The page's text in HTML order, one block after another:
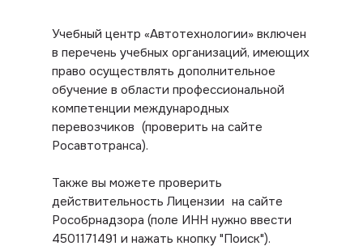
Учебный центр «Автотехнологии» включен
в перечень учебных организаций, имеющих
право осуществлять дополнительное
обучение в области профессиональной
компетенции международных
перевозчиков (проверить на сайте
Росавтотранса).
Также вы можете проверить
действительность Лицензии на сайте
Рособрнадзора (поле ИНН нужно ввести
4501171491 и нажать кнопку "Поиск").